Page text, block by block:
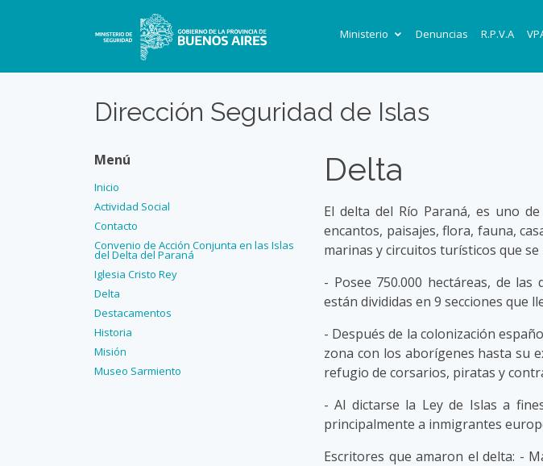
Ministerio Denuncias R.P.V.A
Dirección Seguridad de Islas
Menú
Inicio
Actividad Social
Contacto
Convenio de Acción Conjunta en las Islas
del Delta del Paraná
Iglesia Cristo Rey
Delta
Destacamentos
Historia
Misión
Museo Sarmiento
Delta
El delta del Río Paraná, es uno
encantos, paisajes, flora, fauna,
marinas y circuitos turísticos que
- Posee 750.000 hectáreas, de
están divididas en 9 secciones que
- Después de la colonización
zona con los aborígenes hasta su
refugio de corsarios, piratas y
- Al dictarse la Ley de Islas a
principalmente a inmigrantes
Escritores que amaron el delta: -